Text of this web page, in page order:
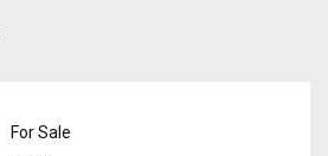
For Sale